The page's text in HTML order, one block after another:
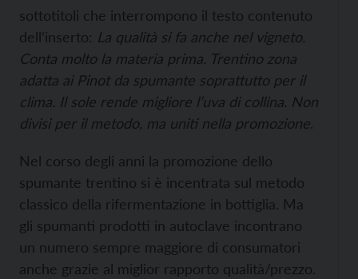
sottotitoli che interrompono il testo contenuto
dell’inserto: La qualità si fa anche nel vigneto.
Conta molto la materia prima. Trentino zona
adatta ai Pinot da spumante soprattutto per il
clima. Il sole rende migliore l’uva di collina. Non
divisi per il metodo, ma uniti nella promozione.
Nel corso degli anni la promozione dello
spumante trentino si è incentrata sul metodo
classico della rifermentazione in bottiglia. Ma
gli spumanti prodotti in autoclave incontrano
un numero sempre maggiore di consumatori
anche grazie al miglior rapporto qualità/prezzo.